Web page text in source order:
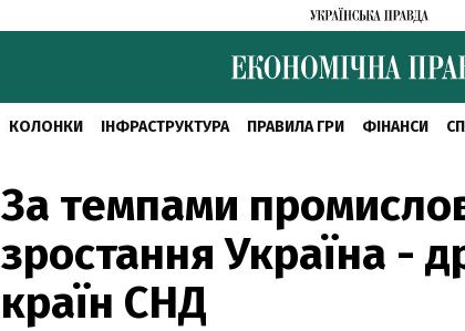
КОЛОНКИ ІНФРАСТРУКТУРА ПРАВИЛА ГРИ ФІНАНСИ
За темпами
зростання Україна -
країн СНД